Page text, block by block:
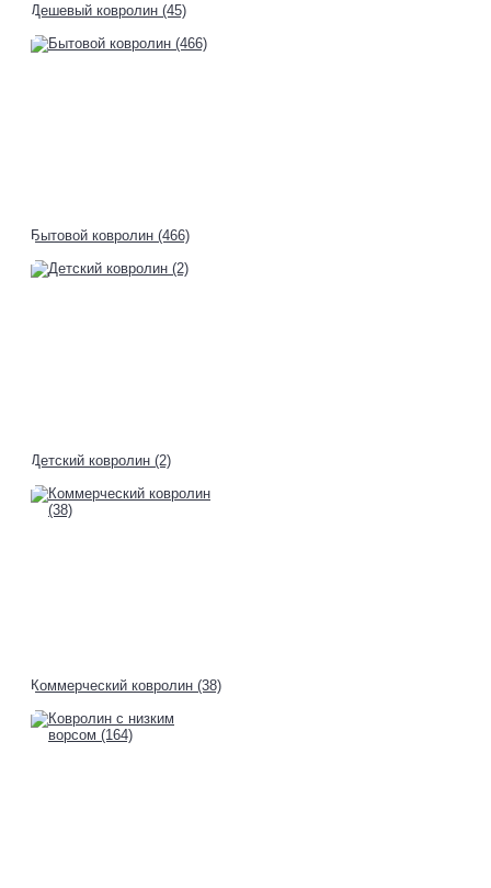
Дешевый ковролин (45)
Бытовой ковролин (466)
Детский ковролин (2)
Коммерческий ковролин (38)